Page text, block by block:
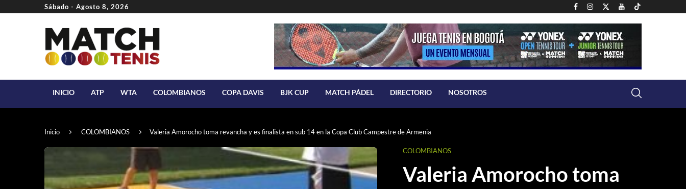
Sábado - Agosto 8, 2026
INICIO ATP WTA COLOMBIANOS COPA DAVIS BJK CUP MATCH PÁDEL DIRECTORIO NOSOTROS
Inicio COLOMBIANOS Valeria Amorocho toma revancha y es finalista en sub 14 en la Copa Club Campestre de Armenia
COLOMBIANOS
Valeria Amorocho toma